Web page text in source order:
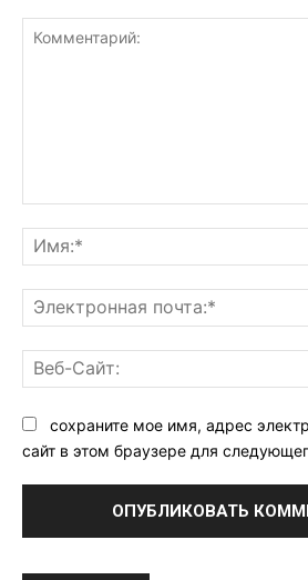
сохраните мое имя, адрес
сайт в этом браузере для